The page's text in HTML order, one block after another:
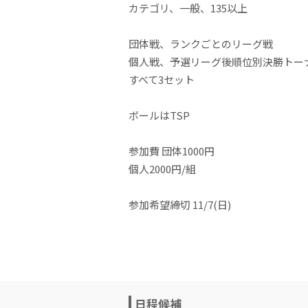
カテゴリ、一般、135以上
団体戦、ランクごとのリーグ戦
個人戦、予選リーグ後順位別決勝トー
すべて3セット
ボールはTSP
参加費 団体1000円
個人2000円/組
参加希望締切 11/7(日)
日程候補